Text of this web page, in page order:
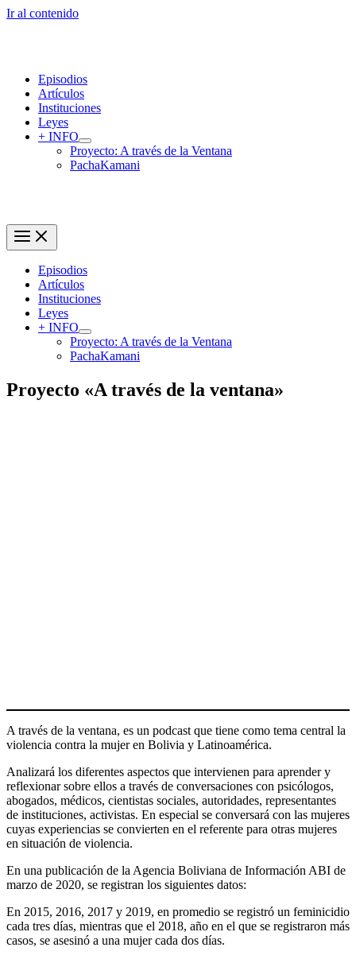
Ir al contenido
Episodios
Artículos
Instituciones
Leyes
+ INFO
Proyecto: A través de la Ventana
PachaKamani
Episodios
Artículos
Instituciones
Leyes
+ INFO
Proyecto: A través de la Ventana
PachaKamani
Proyecto «A través de la ventana»
A través de la ventana, es un podcast que tiene como tema central la
violencia contra la mujer en Bolivia y Latinoamérica.
Analizará los diferentes aspectos que intervienen para aprender y
reflexionar sobre ellos a través de conversaciones con psicólogos,
abogados, médicos, cientistas sociales, autoridades, representantes
de instituciones, activistas. En especial se conversará con las mujeres
cuyas experiencias se convierten en el referente para otras mujeres
en situación de violencia.
En una publicación de la Agencia Boliviana de Información ABI de
marzo de 2020, se registran los siguientes datos:
En 2015, 2016, 2017 y 2019, en promedio se registró un feminicidio
cada tres días, mientras que el 2018, año en el que se registraron más
casos, se asesinó a una mujer cada dos días.